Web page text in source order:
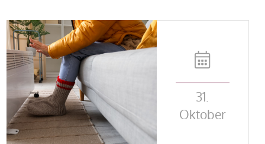
31.
Oktober